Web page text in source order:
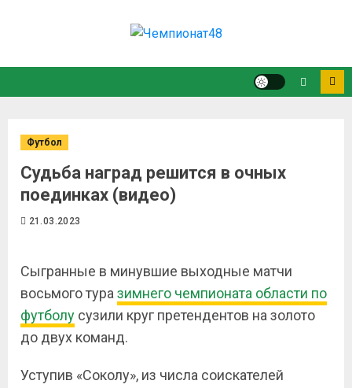
Футбол
Судьба наград решится в очных
поединках (видео)
21.03.2023
Сыгранные в минувшие выходные матчи
восьмого тура зимнего чемпионата области по
футболу сузили круг претендентов на золото
до двух команд.
Уступив «Соколу», из числа соискателей